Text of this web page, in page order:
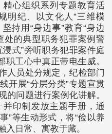
心组织系列专题教育活
明纪、以文化人”三维模
持用“身边事”教育“身边
处的典型职务犯罪案例警
式”旁听职务犯罪案件庭
职工心中真正带电生威。
人员处分规定，纪检部门
开展“分层分类”专题宣贯
的问题进行案例化讲解。
印制发放主题手册，通
”等生动形式，将“俭以养
入日常、寓教于藏。